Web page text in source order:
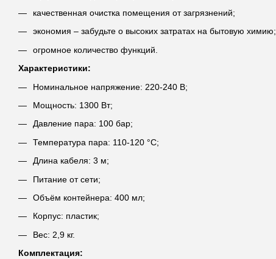
качественная очистка помещения от загрязнений;
экономия – забудьте о высоких затратах на бытовую химию;
огромное количество функций.
Характеристики:
Номинальное напряжение: 220-240 В;
Мощность: 1300 Вт;
Давление пара: 100 бар;
Температура пара: 110-120 °С;
Длина кабеля: 3 м;
Питание от сети;
Объём контейнера: 400 мл;
Корпус: пластик;
Вес: 2,9 кг.
Комплектация: